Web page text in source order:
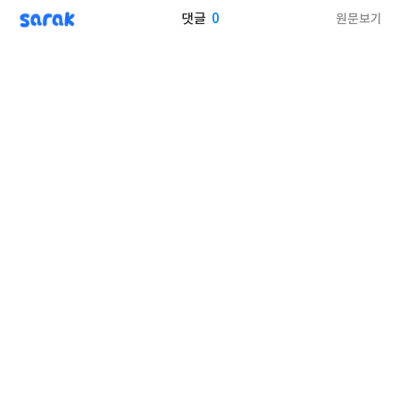
sarak 댓글 0 원문보기